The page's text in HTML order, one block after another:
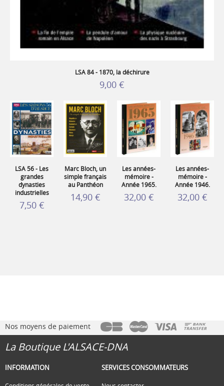
LSA 84 - 1870, la déchirure
9,00 €
LSA 56 - Les
grandes
dynasties
industrielles
7,50 €
Marc Bloch, un
simple français
au Panthéon
14,90 €
Les années-
mémoire -
Année 1965.
32,00 €
Les années-
mémoire -
Année 1946.
32,00 €
Nos moyens de paiement
La Boutique L'ALSACE-DNA
INFORMATION SERVICES CONSOMMATEURS